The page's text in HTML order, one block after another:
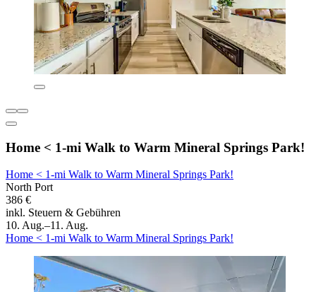
Home < 1-mi Walk to Warm Mineral Springs Park!
Home < 1-mi Walk to Warm Mineral Springs Park!
North Port
386 €
inkl. Steuern & Gebühren
10. Aug.–11. Aug.
Home < 1-mi Walk to Warm Mineral Springs Park!